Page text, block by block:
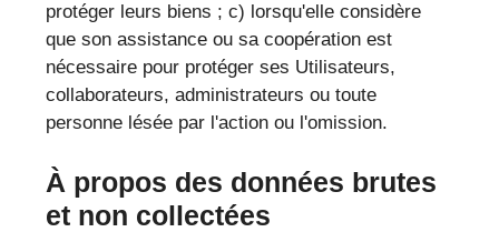
protéger leurs biens ; c) lorsqu'elle considère
que son assistance ou sa coopération est
nécessaire pour protéger ses Utilisateurs,
collaborateurs, administrateurs ou toute
personne lésée par l'action ou l'omission.
À propos des données brutes
et non collectées